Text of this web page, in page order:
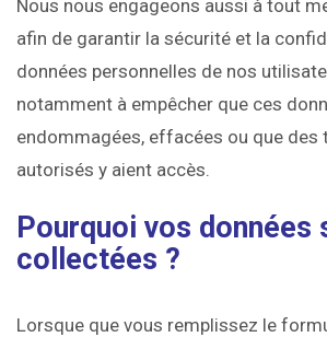
Nous nous engageons aussi à tout
afin de garantir la sécurité et la
données personnelles de nos
notamment à empêcher que ces
endommagées, effacées ou que des
autorisés y aient accès.
Pourquoi vos données
collectées ?
Lorsque que vous remplissez le